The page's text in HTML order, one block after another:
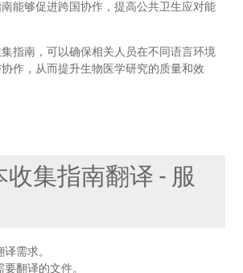
能够促进跨国协作，提高公共卫生应对能
指南，可以确保相关人员在不同语言环境
协作，从而提升生物医学研究的质量和效
收集指南翻译 - 服
需求。
翻译的文件。